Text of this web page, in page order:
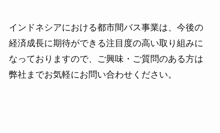
インドネシアにおける都市間バス事業は、今後の
経済成長に期待ができる注目度の高い取り組みに
なっておりますので、ご興味・ご質問のある方は
弊社までお気軽にお問い合わせください。